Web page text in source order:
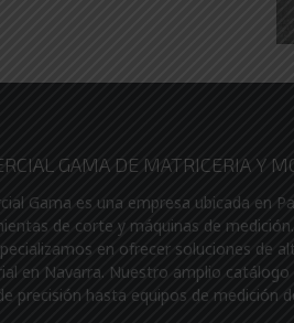
GAMA DE MATRICERIA Y
Gama es una empresa ubicada en
de corte y máquinas de
en ofrecer soluciones de
en Navarra. Nuestro amplio
precisión hasta equipos de medición